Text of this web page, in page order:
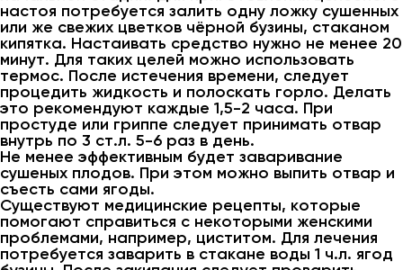
настоя потребуется залить одну ложку сушенных
или же свежих цветков чёрной бузины, стаканом
кипятка. Настаивать средство нужно не менее 20
минут. Для таких целей можно использовать
термос. После истечения времени, следует
процедить жидкость и полоскать горло. Делать
это рекомендуют каждые 1,5-2 часа. При
простуде или гриппе следует принимать отвар
внутрь по 3 ст.л. 5-6 раз в день.
Не менее эффективным будет заваривание
сушеных плодов. При этом можно выпить отвар и
съесть сами ягоды.
Существуют медицинские рецепты, которые
помогают справиться с некоторыми женскими
проблемами, например, циститом. Для лечения
потребуется заварить в стакане воды 1 ч.л. ягод